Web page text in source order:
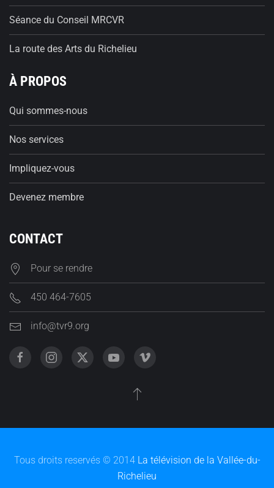
Séance du Conseil MRCVR
La route des Arts du Richelieu
À PROPOS
Qui sommes-nous
Nos services
Impliquez-vous
Devenez membre
CONTACT
Pour se rendre
450 464-7605
info@tvr9.org
Tous droits reservés © 2014 La télévision de la Vallée-du-
Richelieu